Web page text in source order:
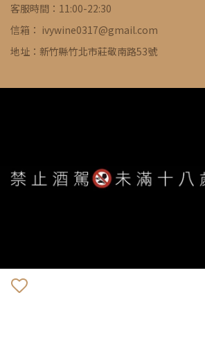
客服時間：11:00-22:30
信箱： ivywine0317@gmail.com
地址：新竹縣竹北市莊敬南路53號